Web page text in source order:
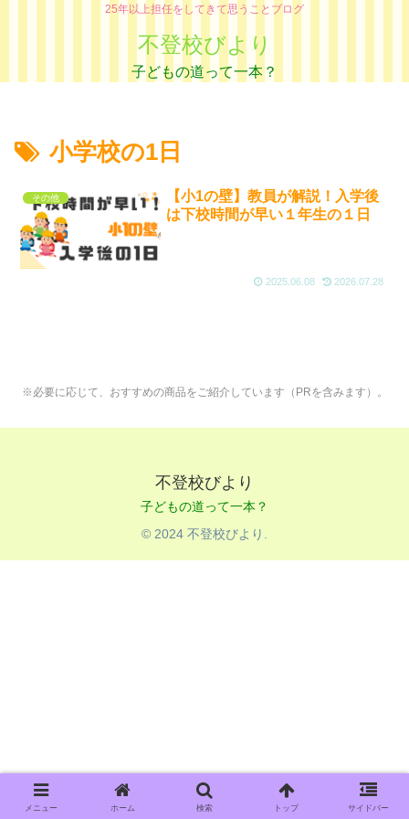
25年以上担任をしてきて思うことブログ
不登校びより
小学校の1日
その他
【小1の壁】教員が解説！入学後
は下校時間が早い１年生の１日
2025.06.08 2026.07.28
※必要に応じて、おすすめの商品をご紹介しています（PRを含みます）。
不登校びより
© 2024 不登校びより.
メニュー ホーム 検索 トップ サイドバー